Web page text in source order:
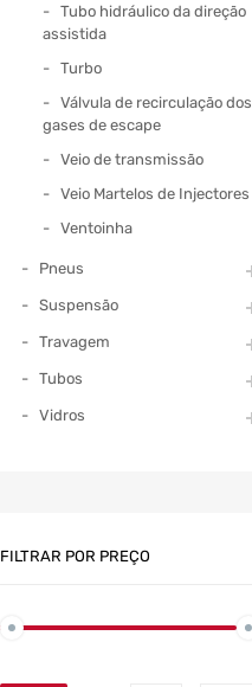
Tubo hidráulico da direção
assistida
Turbo
Válvula de recirculação dos
gases de escape
Veio de transmissão
Veio Martelos de Injectores
Ventoinha
Pneus
Suspensão
Travagem
Tubos
Vidros
FILTRAR POR PREÇO